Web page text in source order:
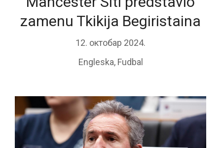
zamenu Tkikija Begiristaina
12. октобар 2024.
Engleska, Fudbal